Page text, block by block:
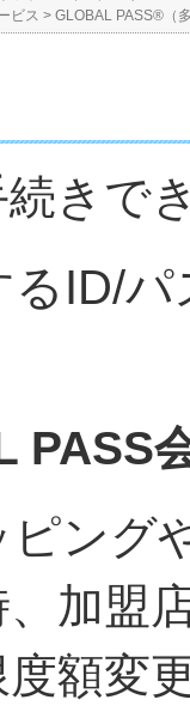
ビス > GLOBAL PASS®（
きで
るID/
PASS
ピング
、加盟
額変